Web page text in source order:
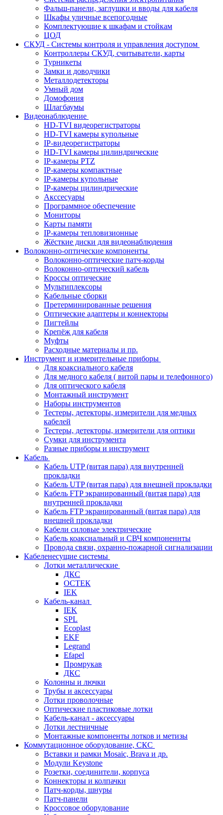
Фальш-панели, заглушки и вводы для кабеля
Шкафы уличные всепогодные
Комплектующие к шкафам и стойкам
ЦОД
СКУД - Системы контроля и управления доступом
Контроллеры СКУД, считыватели, карты
Турникеты
Замки и доводчики
Металлодетекторы
Умный дом
Домофония
Шлагбаумы
Видеонаблюдение
HD-TVI видеорегистраторы
HD-TVI камеры купольные
IP-видеорегистраторы
HD-TVI камеры цилиндрические
IP-камеры PTZ
IP-камеры компактные
IP-камеры купольные
IP-камеры цилиндрические
Акссесуары
Программное обеспечение
Мониторы
Карты памяти
IP-камеры тепловизионные
Жёсткие диски для видеонаблюдения
Волоконно-оптические компоненты
Волоконно-оптические патч-корды
Волоконно-оптический кабель
Кроссы оптические
Мультиплексоры
Кабельные сборки
Претерминированные решения
Оптические адаптеры и коннекторы
Пигтейлы
Крепёж для кабеля
Муфты
Расходные материалы и пр.
Инструмент и измерительные приборы
Для коаксиального кабеля
Для медного кабеля ( витой пары и телефонного)
Для оптического кабеля
Монтажный инструмент
Наборы инструментов
Тестеры, детекторы, измерители для медных
кабелей
Тестеры, детекторы, измерители для оптики
Сумки для инструмента
Разные приборы и инструмент
Кабель
Кабель UTP (витая пара) для внутренней
прокладки
Кабель UTP (витая пара) для внешней прокладки
Кабель FTP экранированный (витая пара) для
внутренней прокладки
Кабель FTP экранированный (витая пара) для
внешней прокладки
Кабели силовые электрические
Кабель коаксиальный и СВЧ компоненнты
Провода связи, охранно-пожарной сигнализации
Кабеленесущие системы
Лотки металлические
ДКС
ОСТЕК
IEK
Кабель-канал
IEK
SPL
Ecoplast
EKF
Legrand
Efapel
Промрукав
ДКС
Колонны и лючки
Трубы и аксессуары
Лотки проволочные
Оптические пластиковые лотки
Кабель-канал - аксессуары
Лотки лестничные
Монтажные компоненты лотков и метизы
Коммутационное оборудование, СКС
Вставки и рамки Mosaic, Brava и др.
Модули Keystone
Розетки, соединители, корпуса
Коннекторы и колпачки
Патч-корды, шнуры
Патч-панели
Кроссовое оборудование